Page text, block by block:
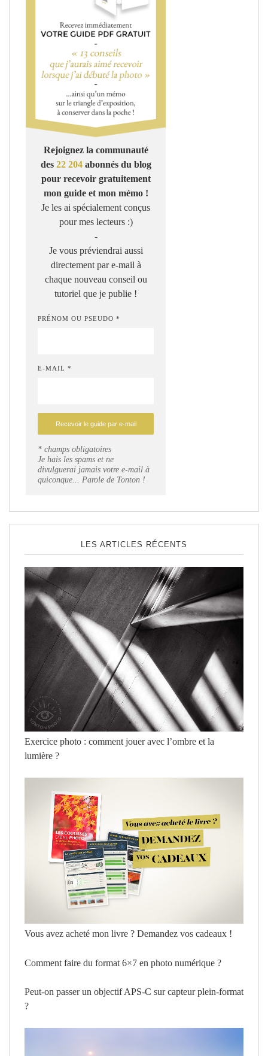
Rejoignez la communauté
des 22 204abonnés du blog
pour recevoir gratuitement
mon guide et mon mémo !
Je les ai spécialement conçus
pour mes lecteurs :)
-
Je vous préviendrai aussi
directement par e-mail à
chaque nouveau conseil ou
tutoriel que je publie !
PRÉNOM OU PSEUDO *
E-MAIL *
* champs obligatoires
Je hais les spams et ne
divulguerai jamais votre e-mail à
quiconque... Parole de Tonton !
LES ARTICLES RÉCENTS
Exercice photo : comment jouer avec l’ombre et la
lumière ?
Vous avez acheté mon livre ? Demandez vos cadeaux !
Comment faire du format 6×7 en photo numérique ?
Peut-on passer un objectif APS-C sur capteur plein-format
?